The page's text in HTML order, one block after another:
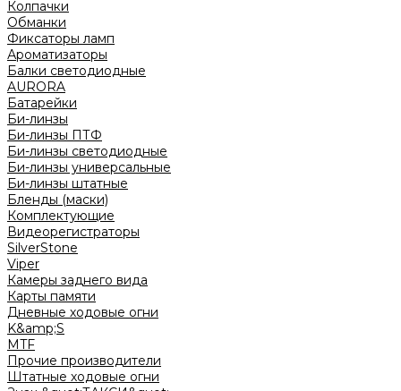
Колпачки
Обманки
Фиксаторы ламп
Ароматизаторы
Балки светодиодные
AURORA
Батарейки
Би-линзы
Би-линзы ПТФ
Би-линзы светодиодные
Би-линзы универсальные
Би-линзы штатные
Бленды (маски)
Комплектующие
Видеорегистраторы
SilverStone
Viper
Камеры заднего вида
Карты памяти
Дневные ходовые огни
K&amp;S
MTF
Прочие производители
Штатные ходовые огни